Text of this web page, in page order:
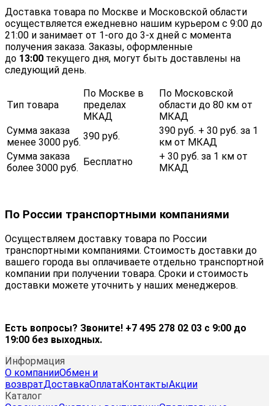
Доставка товара по Москве и Московской области
осуществляется ежедневно нашим курьером с 9:00 до
21:00 и занимает от 1-ого до 3-х дней с момента
получения заказа. Заказы, оформленные
до 13:00 текущего дня, могут быть доставлены на
следующий день.
Тип товара
По Москве в
пределах
МКАД
По Московской
области до 80 км от
МКАД
Сумма заказа
менее 3000 руб.
390 руб.
390 руб. + 30 руб. за 1
км от МКАД
Сумма заказа
более 3000 руб.
Бесплатно
+ 30 руб. за 1 км от
МКАД
По России транспортными компаниями
Осуществляем доставку товара по России
транспортными компаниями. Стоимость доставки до
вашего города вы оплачиваете отдельно транспортной
компании при получении товара. Сроки и стоимость
доставки можете уточнить у наших менеджеров.
Есть вопросы? Звоните! +7 495 278 02 03 с 9:00 до
19:00 без выходных.
Информация
О компанииОбмен и
возвратДоставкаОплатаКонтактыАкции
Каталог